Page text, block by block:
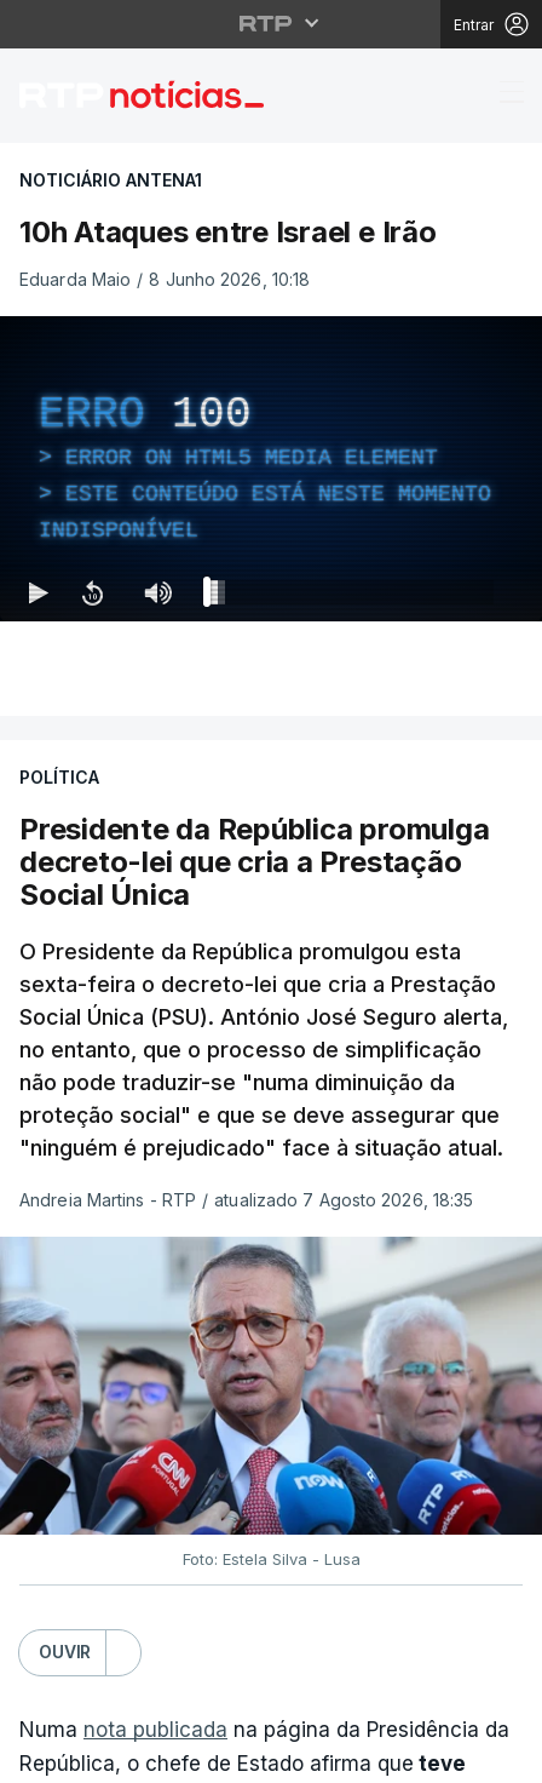
Entrar
10h Ataques entre
NOTICIÁRIO ANTENA1
10h Ataques entre Israel e Irão
Eduarda Maio / 8 Junho 2026, 10:18
ERRO 100
ERROR ON HTML5 MEDIA ELEMENT
ESTE CONTEÚDO ESTÁ NESTE MOMENTO
INDISPONÍVEL
POLÍTICA
Presidente da República promulga
decreto-lei que cria a Prestação
Social Única
O Presidente da República promulgou esta
sexta-feira o decreto-lei que cria a Prestação
Social Única (PSU). António José Seguro alerta,
no entanto, que o processo de simplificação
não pode traduzir-se "numa diminuição da
proteção social" e que se deve assegurar que
"ninguém é prejudicado" face à situação atual.
Andreia Martins - RTP / atualizado 7 Agosto 2026, 18:35
Foto: Estela Silva - Lusa
OUVIR
Numa nota publicada na página da Presidência da
República, o chefe de Estado afirma que teve